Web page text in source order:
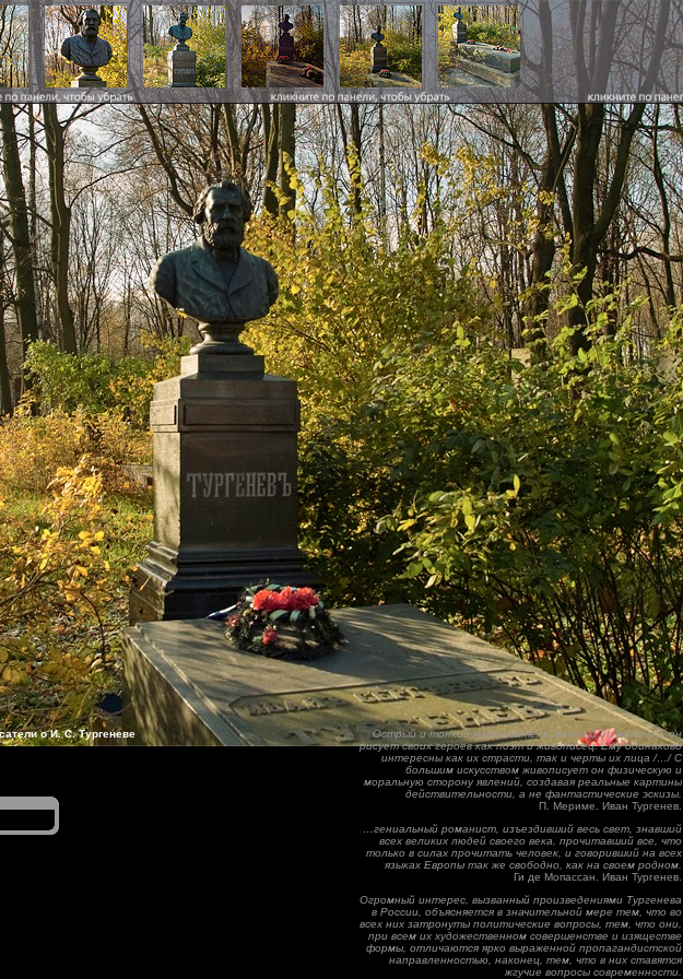
о И. С. Тургеневе
Острый и тонкий наблюдатель, точный до мелочей, он
рисует своих героев как поэт и живописец. Ему одинаково
интересны как их страсти, так и черты их лица /…/ С
большим искусством живописует он физическую и
моральную сторону явлений, создавая реальные картины
действительности, а не фантастические эскизы.
П. Мериме. Иван Тургенев.
…гениальный романист, изъездивший весь свет, знавший
всех великих людей своего века, прочитавший все, что
только в силах прочитать человек, и говоривший на всех
языках Европы так же свободно, как на своем родном.
Ги де Мопассан. Иван Тургенев.
Огромный интерес, вызванный произведениями Тургенева
в России, объясняется в значительной мере тем, что во
всех них затронуты политические вопросы, тем, что они,
при всем их художественном совершенстве и изяществе
формы, отличаются ярко выраженной пропагандистской
направленностью, наконец, тем, что в них ставятся
жгучие вопросы современности.